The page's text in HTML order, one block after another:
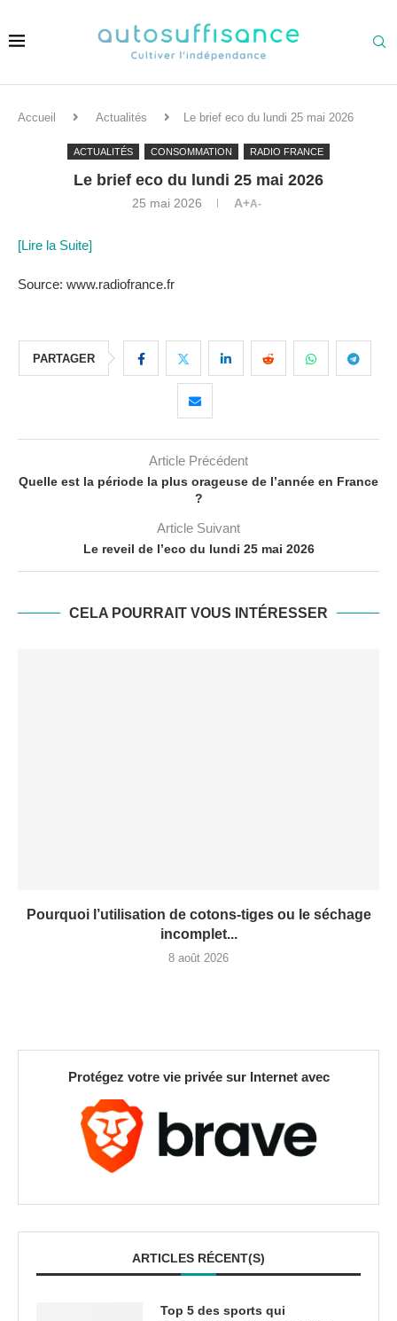
Accueil Actualités Le brief eco du lundi 25 mai 2026
ACTUALITÉS CONSOMMATION RADIO FRANCE
Le brief eco du lundi 25 mai 2026
25 mai 2026 A+A-
[Lire la Suite]
Source: www.radiofrance.fr
PARTAGER
Article Précédent
Quelle est la période la plus orageuse de l’année en France
?
Article Suivant
Le reveil de l’eco du lundi 25 mai 2026
CELA POURRAIT VOUS INTÉRESSER
Pourquoi l’utilisation de cotons-tiges ou le séchage
incomplet...
8 août 2026
Protégez votre vie privée sur Internet avec
ARTICLES RÉCENT(S)
Top 5 des sports qui